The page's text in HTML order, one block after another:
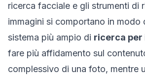
ricerca facciale e gli strumenti di
immagini si comportano in modo
sistema più ampio di ricerca per
fare più affidamento sul
complessivo di una foto, mentre